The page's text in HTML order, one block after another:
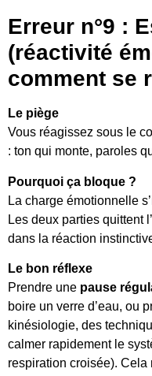
Erreur n°9 :
(réactivité
comment se
Le piège
Vous réagissez sous le
: ton qui monte, paroles
Pourquoi ça bloque ?
La charge émotionnelle
Les deux parties quittent
dans la réaction
Le bon réflexe
Prendre une pause
boire un verre d’eau, ou
kinésiologie, des
calmer rapidement le
respiration croisée). Cela